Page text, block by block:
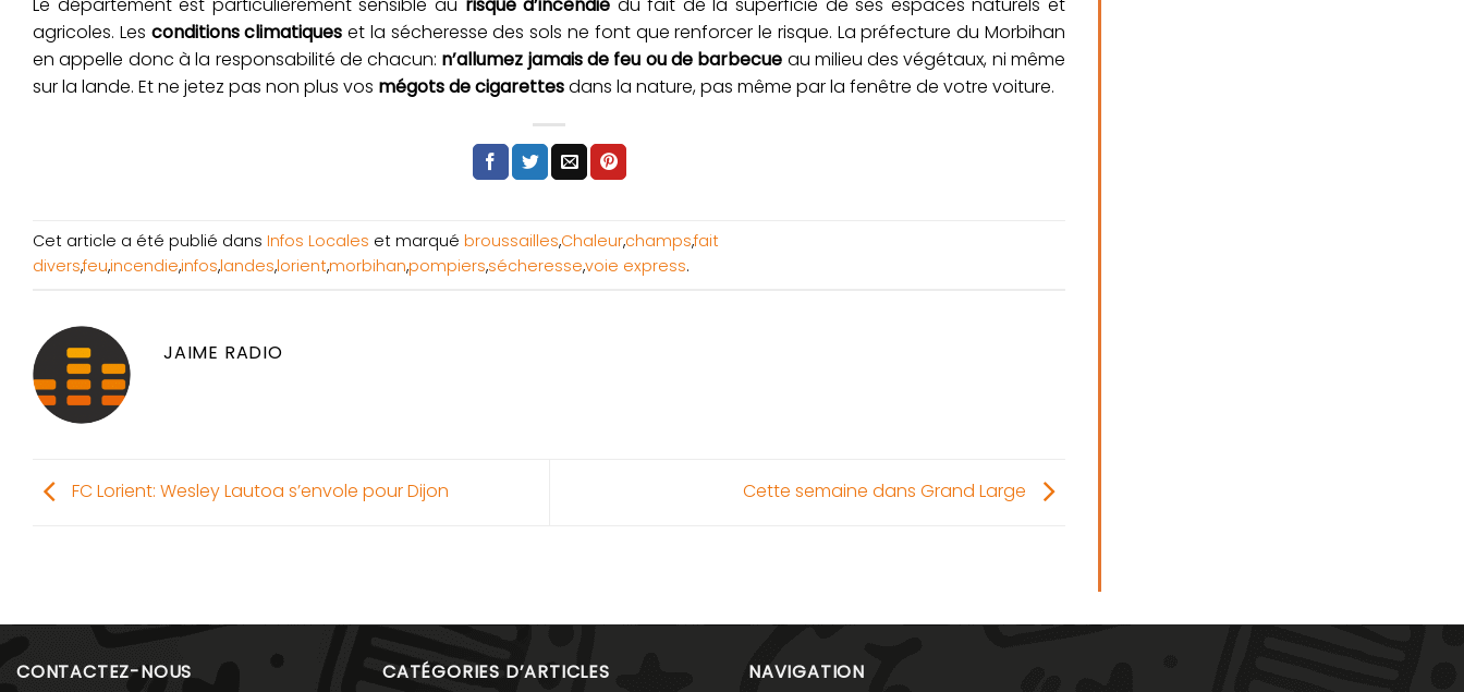
Le département est particulièrement sensible au risque d’incendie du fait de la superficie de ses espaces naturels et
agricoles. Les conditions climatiques et la sécheresse des sols ne font que renforcer le risque. La préfecture du Morbihan
en appelle donc à la responsabilité de chacun: n’allumez jamais de feu ou de barbecue au milieu des végétaux, ni même
sur la lande. Et ne jetez pas non plus vos mégots de cigarettesdans la nature, pas même par la fenêtre de votre voiture.
Cet article a été publié dans Infos Locales et marqué broussailles,Chaleur,champs,fait
divers,feu,incendie,infos,landes,lorient,morbihan,pompiers,sécheresse,voie express.
JAIME RADIO
FC Lorient: Wesley Lautoa s’envole pour Dijon Cette semaine dans Grand Large
CONTACTEZ-NOUS CATÉGORIES D’ARTICLES NAVIGATION